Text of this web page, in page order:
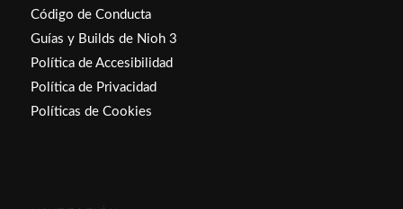
Código de Conducta
Guías y Builds de Nioh 3
Política de Accesibilidad
Política de Privacidad
Políticas de Cookies